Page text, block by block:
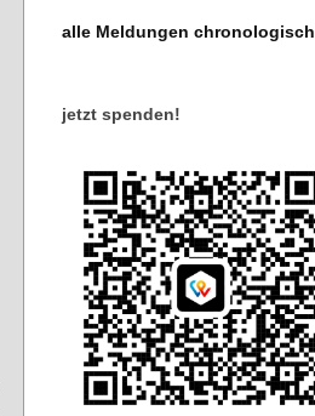
alle Meldungen chronologisch
jetzt spenden!